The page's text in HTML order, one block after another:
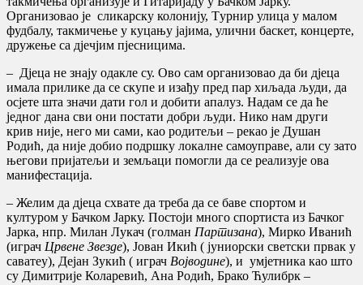
Организовао је сликарску колонију, Tурнир улица у малом
фудбалу, такмичење у куцању јајима, улични баскет, концерте,
дружење са дjечјим пjесницима.
– Дјеца не знају одакле су. Ово сам организовао да би дјеца
имала прилике да се скупе и изађу пред пар хиљада људи, дa
осјете шта значи дати гол и добити апалуз. Надам се да ће
једног дана сви они постати добри људи. Нико нам други
крив није, него ми сами, као родитељи – рекао је Душан
Родић, да није добио подршку локалне самоуправе, али су зато
његови пријатељи и земљаци помогли да се реализује ова
манифестација.
– Желим да дjеца схвате да треба да се баве спортом и
културом у Бачком Јарку. Постоји много спортиста из Бачког
Јарка, нпр. Милан Лукач (голман Партизана), Мирко Иванић
(играч Црвене Звезде), Јован Икић ( јуниорски светски првак у
саватеу), Дејан Зукић ( играч Војводине), и умјетника као што
су Димитрије Коларевић, Ана Родић, Брако Ћулибрк –